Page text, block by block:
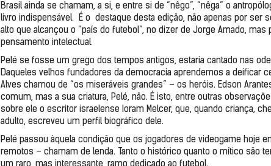
Brasil ainda se chamam, a si, e entre si de “nêgo”, “nêga” o
livro indispensável.  É o  destaque desta edição, não apenas por ser
alto que alcançou o “país do futebol”, no dizer de Jorge Amado, mas
pensamento intelectual.
Pelé se fosse um grego dos tempos antigos, estaria cantado nas
Daqueles velhos fundadores da democracia aprendemos a deificar
Alves chamou de “os miseráveis grandes” – os heróis. Edson
comum, mas a sua criatura, Pelé, não. É isto, entre outras
sobre ele o escritor israelense Ioram Melcer, que, quando criança,
adulto, escreveu um perfil biográfico dele.
Pelé passou àquela condição que os jogadores de videogame hoje
remotos – chamam de lenda. Tanto o histórico quanto o mítico são